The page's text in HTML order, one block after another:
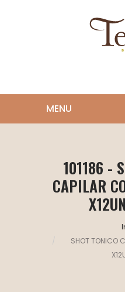
101186 -
CAPILAR
SHOT TONICO